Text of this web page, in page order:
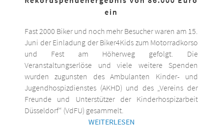
ein
Fast 2000 Biker und noch mehr Besucher waren am 15.
Juni der Einladung der Biker4Kids zum Motorradkorso
und Fest am Höherweg gefolgt. Die
Veranstaltungserlöse und viele weitere Spenden
wurden zugunsten des Ambulanten Kinder- und
Jugendhospizdienstes (AKHD) und des „Vereins der
Freunde und Unterstützer der Kinderhospizarbeit
Düsseldorf“ (VdFU) gesammelt.
WEITERLESEN